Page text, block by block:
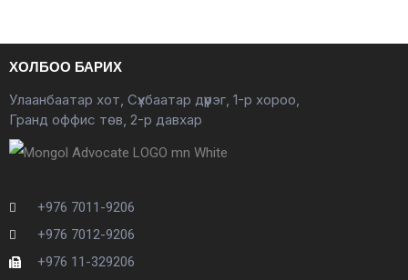
ХОЛБОО БАРИХ
Улаанбаатар хот, Сүхбаатар дүүрэг, 1-р хороо,
Гранд оффис төв, 2-р давхар
+976 7011-9206
+976 7012-9206
+976 11-329206